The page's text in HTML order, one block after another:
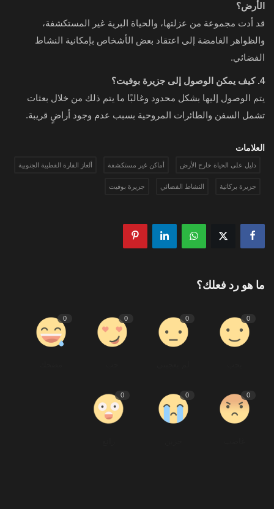
الأرض؟
قد أدت مجموعة من عزلتها، والحياة البرية غير المستكشفة،
والظواهر الغامضة إلى اعتقاد بعض الأشخاص بإمكانية النشاط
الفضائي.
4. كيف يمكن الوصول إلى جزيرة بوفيت؟
يتم الوصول إليها بشكل محدود وغالبًا ما يتم ذلك من خلال بعثات
تشمل السفن والطائرات المروحية بسبب عدم وجود أراضٍ قريبة.
العلامات
دليل على الحياة خارج الأرض أماكن غير مستكشفة ألغاز القارة القطبية الجنوبية
جزيرة بركانية النشاط الفضائي جزيرة بوفيت
ما هو رد فعلك؟
0
0
0
0
0
0
0